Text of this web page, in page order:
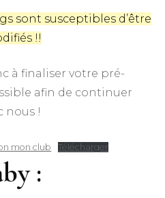
sont susceptibles d’être
!!
à finaliser votre pré-
afin de continuer
nous !
mon club Télécharger
: